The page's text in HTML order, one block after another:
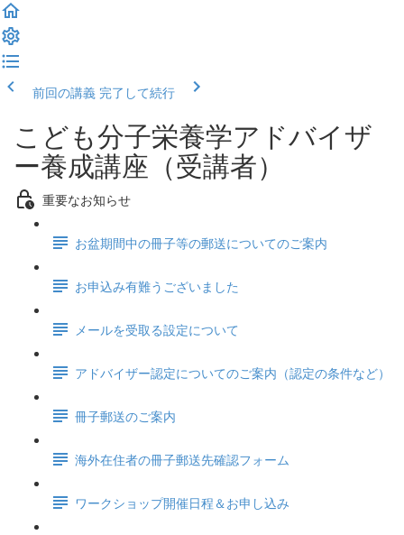
前回の講義 完了して続行
こども分子栄養学アドバイザ
ー養成講座（受講者）
重要なお知らせ
お盆期間中の冊子等の郵送についてのご案内
お申込み有難うございました
メールを受取る設定について
アドバイザー認定についてのご案内（認定の条件など）
冊子郵送のご案内
海外在住者の冊子郵送先確認フォーム
ワークショップ開催日程＆お申し込み